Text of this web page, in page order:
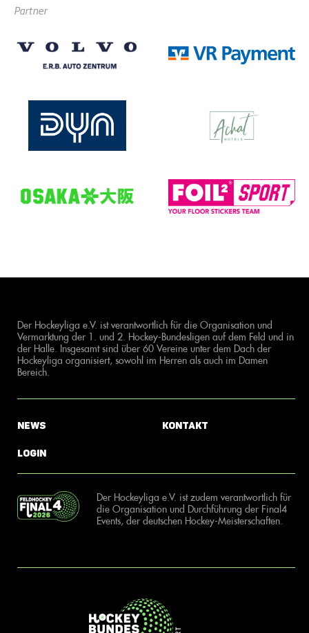
Partner
Der Hockeyliga e.V. ist verantwortlich für die Organisation und
Vermarktung der 1. und 2. Hockey-Bundesligen auf dem Feld und in
der Halle. Insgesamt sind über 60 Vereine unter dem Dach der
Hockeyliga organisiert, sowohl im Herren als auch im Damen
Bereich.
News
Login
Kontakt
Der Hockeyliga e.V. ist zudem verantwortlich für
die Organisation und Durchführung der Final4
Events, der deutschen Hockey-Meisterschaften.